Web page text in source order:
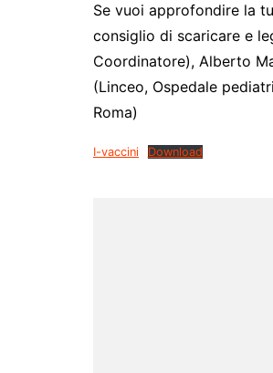
Se vuoi approfondire la
consiglio di scaricare e
Coordinatore), Alberto
(Linceo, Ospedale
Roma)
I-vaccini Download